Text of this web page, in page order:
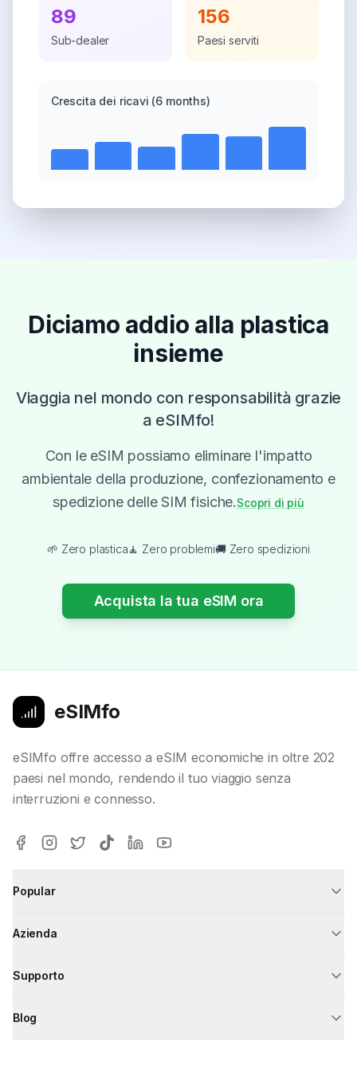
89
Sub-dealer
156
Paesi serviti
Crescita dei ricavi (6 months)
Diciamo addio alla plastica
insieme
Viaggia nel mondo con responsabilità grazie
a eSIMfo!
Con le eSIM possiamo eliminare l'impatto
ambientale della produzione, confezionamento e
spedizione delle SIM fisiche.Scopri di più
🌱 Zero plastica🧘 Zero problemi🚚 Zero spedizioni
Acquista la tua eSIM ora
eSIMfo
eSIMfo offre accesso a eSIM economiche in oltre 202
paesi nel mondo, rendendo il tuo viaggio senza
interruzioni e connesso.
Popular
Azienda
Supporto
Blog